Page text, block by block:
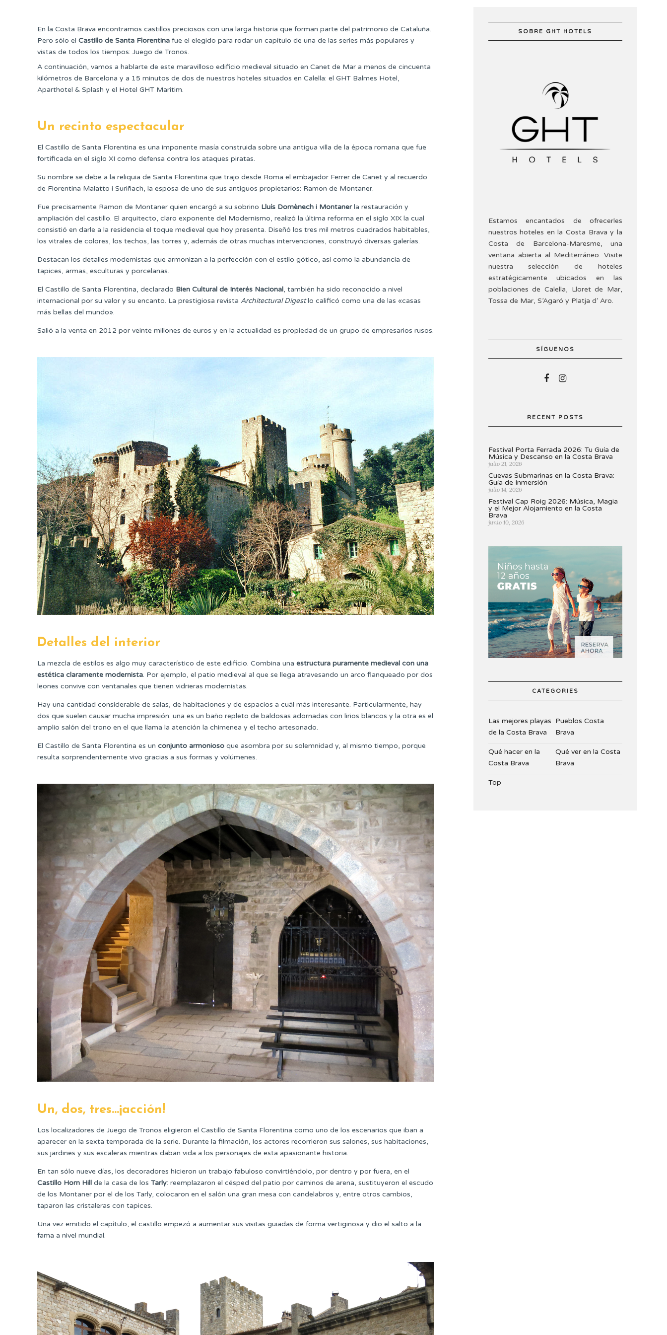
En la Costa Brava encontramos castillos preciosos con una larga historia que forman parte del patrimonio de Cataluña.
Pero sólo el Castillo de Santa Florentina fue el elegido para rodar un capítulo de una de las series más populares y
vistas de todos los tiempos: Juego de Tronos.
A continuación, vamos a hablarte de este maravilloso edificio medieval situado en Canet de Mar a menos de cincuenta
kilómetros de Barcelona y a 15 minutos de dos de nuestros hoteles situados en Calella: el GHT Balmes Hotel,
Aparthotel & Splash y el Hotel GHT Marítim.
Un recinto espectacular
El Castillo de Santa Florentina es una imponente masía construida sobre una antigua villa de la época romana que fue
fortificada en el siglo XI como defensa contra los ataques piratas.
Su nombre se debe a la reliquia de Santa Florentina que trajo desde Roma el embajador Ferrer de Canet y al recuerdo
de Florentina Malatto i Suriñach, la esposa de uno de sus antiguos propietarios: Ramon de Montaner.
Fue precisamente Ramon de Montaner quien encargó a su sobrino Lluís Domènech i Montanerla restauración y
ampliación del castillo. El arquitecto, claro exponente del Modernismo, realizó la última reforma en el siglo XIX la cual
consistió en darle a la residencia el toque medieval que hoy presenta. Diseñó los tres mil metros cuadrados habitables,
los vitrales de colores, los techos, las torres y, además de otras muchas intervenciones, construyó diversas galerías.
Destacan los detalles modernistas que armonizan a la perfección con el estilo gótico, así como la abundancia de
tapices, armas, esculturas y porcelanas.
El Castillo de Santa Florentina, declarado Bien Cultural de Interés Nacional, también ha sido reconocido a nivel
internacional por su valor y su encanto. La prestigiosa revista Architectural Digestlo calificó como una de las «casas
más bellas del mundo».
Salió a la venta en 2012 por veinte millones de euros y en la actualidad es propiedad de un grupo de empresarios rusos.
Detalles del interior
La mezcla de estilos es algo muy característico de este edificio. Combina una estructura puramente medieval con una
estética claramente modernista. Por ejemplo, el patio medieval al que se llega atravesando un arco flanqueado por dos
leones convive con ventanales que tienen vidrieras modernistas.
Hay una cantidad considerable de salas, de habitaciones y de espacios a cuál más interesante. Particularmente, hay
dos que suelen causar mucha impresión: una es un baño repleto de baldosas adornadas con lirios blancos y la otra es el
amplio salón del trono en el que llama la atención la chimenea y el techo artesonado.
El Castillo de Santa Florentina es un conjunto armonioso que asombra por su solemnidad y, al mismo tiempo, porque
resulta sorprendentemente vivo gracias a sus formas y volúmenes.
Un, dos, tres…¡acción!
Los localizadores de Juego de Tronos eligieron el Castillo de Santa Florentina como uno de los escenarios que iban a
aparecer en la sexta temporada de la serie. Durante la filmación, los actores recorrieron sus salones, sus habitaciones,
sus jardines y sus escaleras mientras daban vida a los personajes de esta apasionante historia.
En tan sólo nueve días, los decoradores hicieron un trabajo fabuloso convirtiéndolo, por dentro y por fuera, en el
Castillo Horn Hill de la casa de los Tarly: reemplazaron el césped del patio por caminos de arena, sustituyeron el escudo
de los Montaner por el de los Tarly, colocaron en el salón una gran mesa con candelabros y, entre otros cambios,
taparon las cristaleras con tapices.
Una vez emitido el capítulo, el castillo empezó a aumentar sus visitas guiadas de forma vertiginosa y dio el salto a la
fama a nivel mundial.
SOBRE GHT HOTELS
Estamos encantados de ofrecerles
nuestros hoteles en la Costa Brava y la
Costa de Barcelona-Maresme, una
ventana abierta al Mediterráneo. Visite
nuestra selección de hoteles
estratégicamente ubicados en las
poblaciones de Calella, Lloret de Mar,
Tossa de Mar, S’Agaró y Platja d’ Aro.
SÍGUENOS
RECENT POSTS
Festival Porta Ferrada 2026: Tu Guía de
Música y Descanso en la Costa Brava
julio 21, 2026
Cuevas Submarinas en la Costa Brava:
Guía de Inmersión
julio 14, 2026
Festival Cap Roig 2026: Música, Magia
y el Mejor Alojamiento en la Costa
Brava
junio 10, 2026
CATEGORIES
Las mejores playas
de la Costa Brava
Pueblos Costa
Brava
Qué hacer en la
Costa Brava
Qué ver en la Costa
Brava
Top